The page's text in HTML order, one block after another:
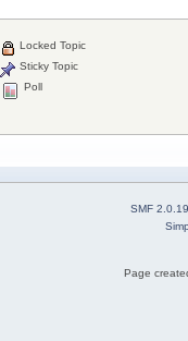
Locked Topic
Sticky Topic
Poll
SMF 2.0.19
Page